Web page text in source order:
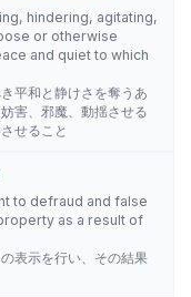
hindering, agitating,
or otherwise
and quiet to which
平和と静けさを奪うあ
害、邪魔、動揺させる
せること
to defraud and false
as a result of
表示を行い、その結果